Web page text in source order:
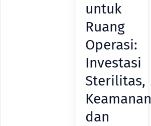
untuk
Ruang
Operasi:
Investasi
Sterilitas,
dan